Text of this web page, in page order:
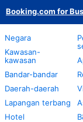
Booking.com for
Negara
Kawasan-
kawasan
Bandar-bandar
Daerah-daerah
Lapangan terbang
Hotel